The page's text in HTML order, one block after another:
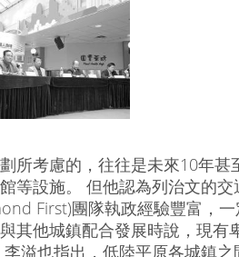
所考慮的，往往是未來10年
等設施。 但他認為列治文的
First)團隊執政經驗豐富，
其他城鎮配合發展時說，現有
溢也指出，低陸平原各城鎮